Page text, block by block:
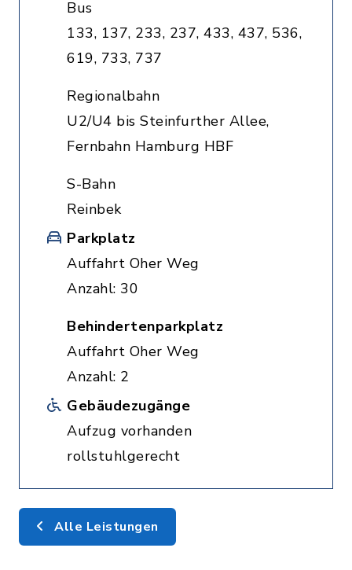
Bus
133, 137, 233, 237, 433, 437, 536,
619, 733, 737
Regionalbahn
U2/U4 bis Steinfurther Allee,
Fernbahn Hamburg HBF
S-Bahn
Reinbek
Parkplatz
Auffahrt Oher Weg
Anzahl: 30
Behindertenparkplatz
Auffahrt Oher Weg
Anzahl: 2
Gebäudezugänge
Aufzug vorhanden
rollstuhlgerecht
Alle Leistungen